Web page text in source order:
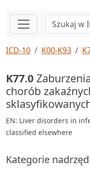
ICD-10 K00-K93
K77.0
chorób
EN: Liver disorders in
classified elsewhere
Kategorie